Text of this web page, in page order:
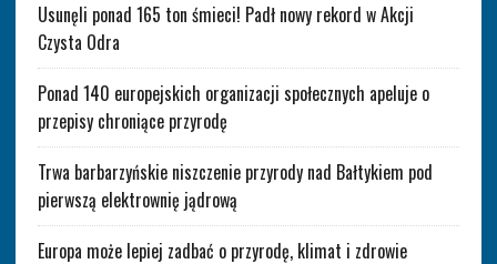
Usunęli ponad 165 ton śmieci! Padł nowy rekord w Akcji
Czysta Odra
Ponad 140 europejskich organizacji społecznych apeluje o
przepisy chroniące przyrodę
Trwa barbarzyńskie niszczenie przyrody nad Bałtykiem pod
pierwszą elektrownię jądrową
Europa może lepiej zadbać o przyrodę, klimat i zdrowie